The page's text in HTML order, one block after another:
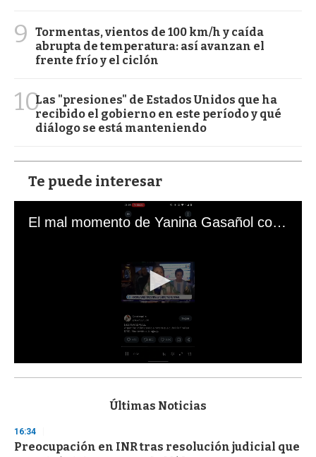
9
Tormentas, vientos de 100 km/h y caída
abrupta de temperatura: así avanzan el
frente frío y el ciclón
10Las "presiones" de Estados Unidos que ha
recibido el gobierno en este período y qué
diálogo se está manteniendo
Te puede interesar
El mal momento de Yanina Gasañol con un hincha argentino en "Subrayado"
s
d
s
Últimas Noticias
16:34
Preocupación en INR tras resolución judicial que